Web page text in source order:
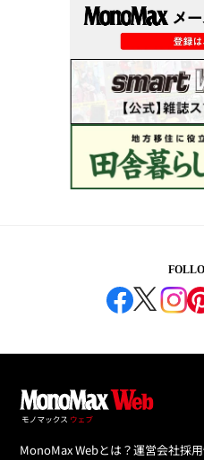
MonoMax Webとは？運営会社採